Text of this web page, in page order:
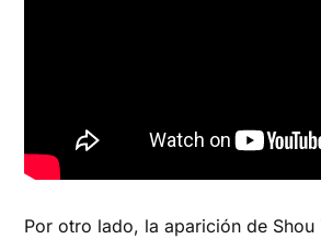
Por otro lado, la aparición de Shou